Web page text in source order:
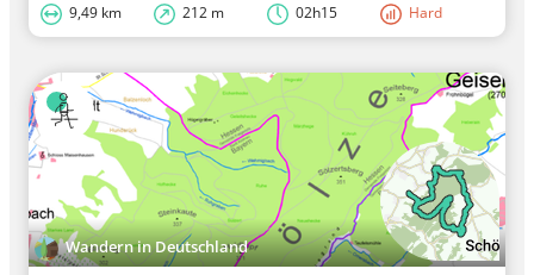
9,49 km 212 m 02h15 Hard
Wandern in Deutschland